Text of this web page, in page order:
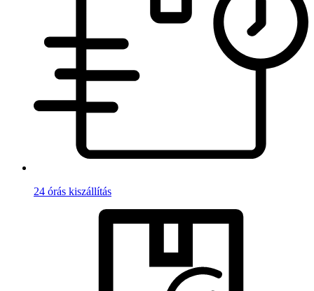
24 órás kiszállítás